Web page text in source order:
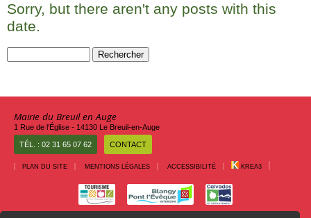
Sorry, but there aren't any posts with this
date.
Rechercher :
Mairie du Breuil en Auge
1 Rue de l'Église - 14130 Le Breuil-en-Auge
TÉL. : 02 31 65 07 62 CONTACT
PLAN DU SITE MENTIONS LÉGALES ACCESSIBILITÉ KREA3